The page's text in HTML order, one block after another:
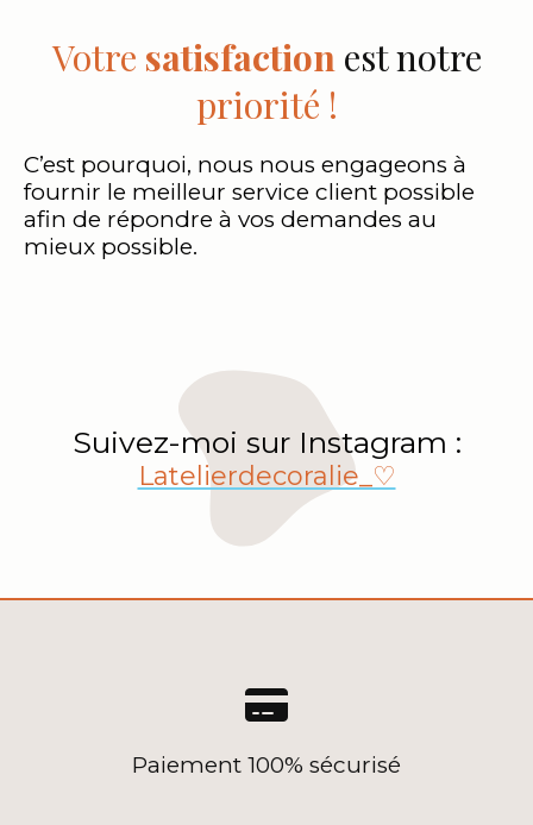
Votre satisfaction est notre
priorité !
C’est pourquoi, nous nous engageons à
fournir le meilleur service client possible
afin de répondre à vos demandes au
mieux possible.
Suivez-moi sur Instagram :
Latelierdecoralie_♡

Paiement 100% sécurisé